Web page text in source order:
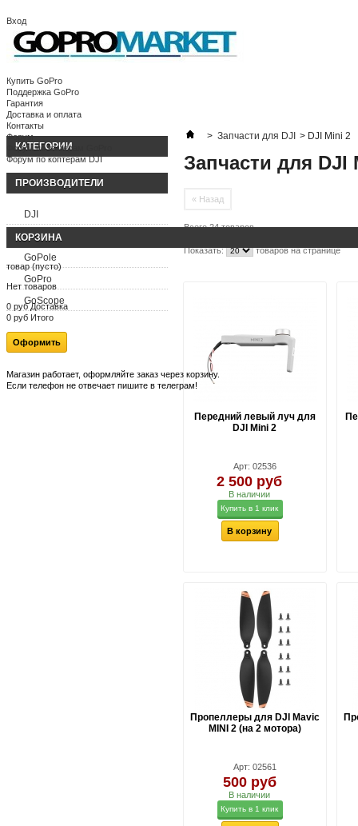
Вход
Корзина:
(пусто)
Ваша учетная запись
Купить GoPro
Поддержка GoPro
Гарантия
Доставка и оплата
Контакты
Форум
Форум по камерам GoPro
Форум по коптерам DJI
КОРЗИНА
товар (пусто)
Нет товаров
0 руб Доставка
0 руб Итого
Оформить
Магазин работает, оформляйте заказ через корзину.
Если телефон не отвечает пишите в телеграм!
КАТЕГОРИИ
ПРОИЗВОДИТЕЛИ
DJI
FeiyuTech
GoPole
GoPro
GoScope
> Запчасти для DJI > DJI Mini 2
Запчасти для DJI
« Назад
Всего 24 товаров
Показать: товаров на странице
Передний левый луч для
DJI Mini 2
Арт: 02536
2 500 руб
В наличии
Купить в 1 клик
В корзину
Пропеллеры для DJI Mavic
MINI 2 (на 2 мотора)
Арт: 02561
500 руб
В наличии
Купить в 1 клик